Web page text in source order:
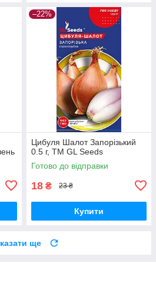
–22%
Цибуля Шалот Запорiзький
0.5 г, TM GL Seeds
Готово до відправки
18 ₴ 23 ₴
Купити
ще